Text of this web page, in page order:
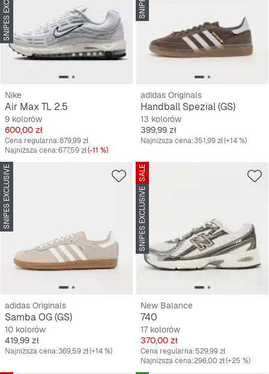
Nike
Air Max TL 2.5
9 kolorów
Cena
600,00 zł
Cena regularna:879,99 zł
Najniższa cena:677,59 zł(-11 %)
adidas Originals
Handball Spezial (GS)
13 kolorów
Cena
399,99 zł
Najniższa cena:351,99 zł(+14 %)
SNIPES EXCLUSIVE
adidas Originals
Samba OG (GS)
10 kolorów
Cena
419,99 zł
Najniższa cena:369,59 zł(+14 %)
SALE
SNIPES EXCLUSIVE
New Balance
740
17 kolorów
Cena
370,00 zł
Cena regularna:529,99 zł
Najniższa cena:296,00 zł(+25 %)